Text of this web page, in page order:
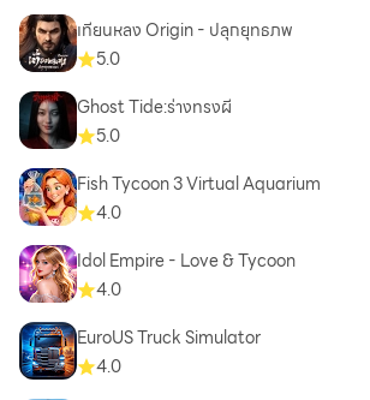
เทียนหลง Origin - ปลุกยุทธภพ
5.0
Ghost Tide:ร่างทรงผี
5.0
Fish Tycoon 3 Virtual Aquarium
4.0
Idol Empire - Love & Tycoon
4.0
EuroUS Truck Simulator
4.0